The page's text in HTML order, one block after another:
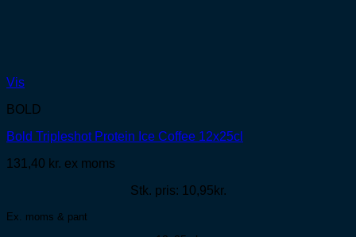
Vis
BOLD
Bold Tripleshot Protein Ice Coffee 12x25cl
131,40 kr. ex moms
Stk. pris: 10,95kr.
Ex. moms & pant